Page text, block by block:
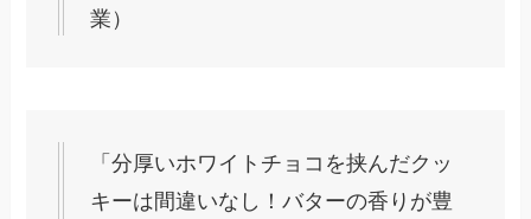
業）
「分厚いホワイトチョコを挟んだクッ
キーは間違いなし！バターの香りが豊